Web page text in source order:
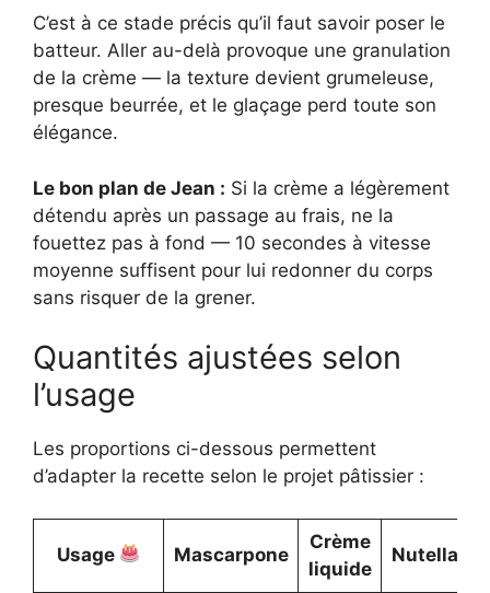
C’est à ce stade précis qu’il faut savoir poser le
batteur. Aller au-delà provoque une granulation
de la crème — la texture devient grumeleuse,
presque beurrée, et le glaçage perd toute son
élégance.
Le bon plan de Jean : Si la crème a légèrement
détendu après un passage au frais, ne la
fouettez pas à fond — 10 secondes à vitesse
moyenne suffisent pour lui redonner du corps
sans risquer de la grener.
Quantités ajustées selon
l’usage
Les proportions ci-dessous permettent
d’adapter la recette selon le projet pâtissier :
Usage Mascarpone
Crème
liquide
Nutella